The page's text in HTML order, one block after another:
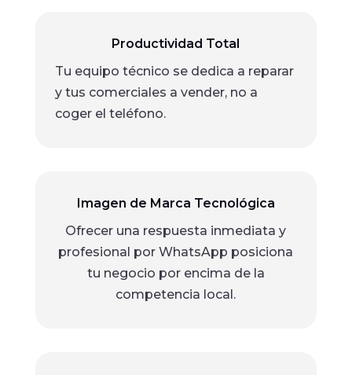
Productividad Total
Tu equipo técnico se dedica a reparar
y tus comerciales a vender, no a
coger el teléfono.
Imagen de Marca Tecnológica
Ofrecer una respuesta inmediata y
profesional por WhatsApp posiciona
tu negocio por encima de la
competencia local.